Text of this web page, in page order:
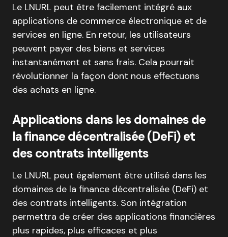
Le LNURL peut être facilement intégré aux
applications de commerce électronique et de
services en ligne. En retour, les utilisateurs
peuvent payer des biens et services
instantanément et sans frais. Cela pourrait
révolutionner la façon dont nous effectuons
des achats en ligne.
Applications dans les domaines de
la finance décentralisée (DeFi) et
des contrats intelligents
Le LNURL peut également être utilisé dans les
domaines de la finance décentralisée (DeFi) et
des contrats intelligents. Son intégration
permettra de créer des applications financières
plus rapides, plus efficaces et plus